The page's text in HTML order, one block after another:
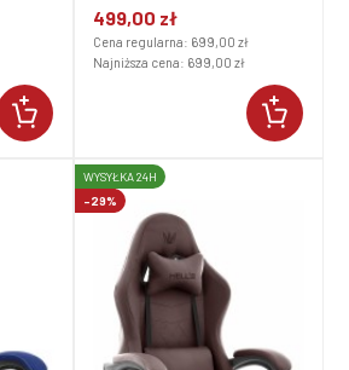
499,00 zł
Cena regularna: 699,00 zł
Najniższa cena: 699,00 zł
-29%
WYSYŁKA 24H